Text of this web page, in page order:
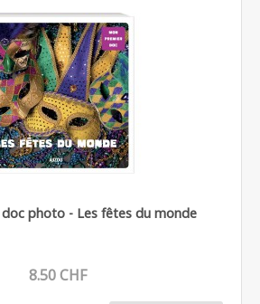
photo - Les fêtes du monde
8.50 CHF